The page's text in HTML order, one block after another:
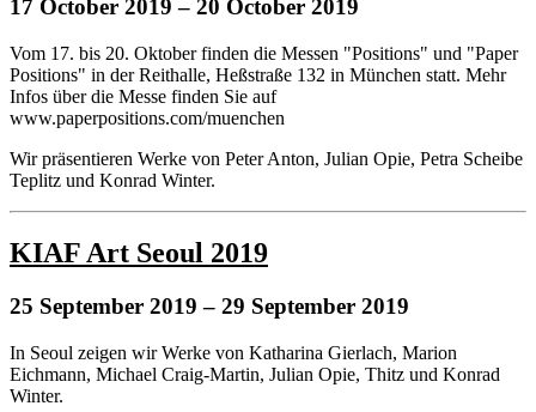
17 October 2019 – 20 October 2019
Vom 17. bis 20. Oktober finden die Messen "Positions" und "Paper
Positions" in der Reithalle, Heßstraße 132 in München statt. Mehr
Infos über die Messe finden Sie auf
www.paperpositions.com/muenchen
Wir präsentieren Werke von Peter Anton, Julian Opie, Petra Scheibe
Teplitz und Konrad Winter.
KIAF Art Seoul 2019
25 September 2019 – 29 September 2019
In Seoul zeigen wir Werke von Katharina Gierlach, Marion
Eichmann, Michael Craig-Martin, Julian Opie, Thitz und Konrad
Winter.